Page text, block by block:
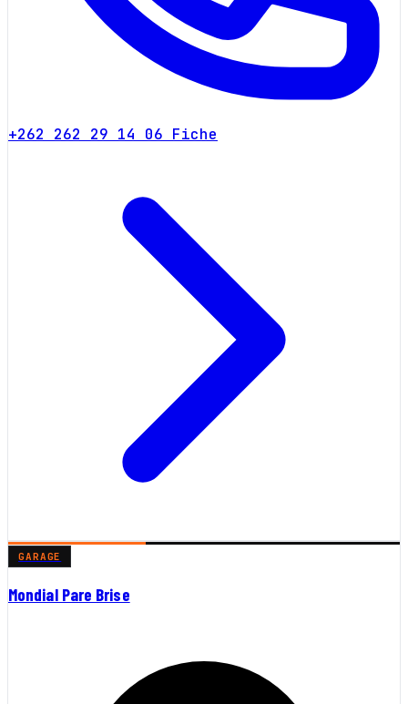
+262 262 29 14 06 Fiche
GARAGE
Mondial Pare Brise